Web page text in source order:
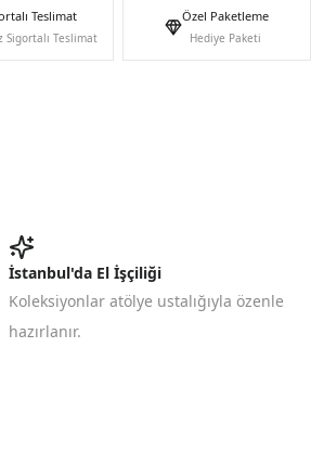
Teslimat
Sigortalı Teslimat
Özel Paketleme
Hediye Paketi
İstanbul'da El İşçiliği
Koleksiyonlar atölye ustalığıyla özenle
hazırlanır.